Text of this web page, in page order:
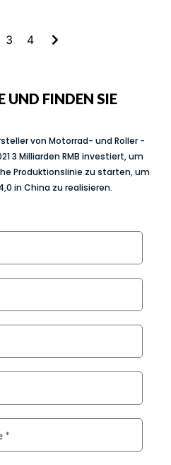
3 4
UND FINDEN SIE
von Motorrad- und Roller -
3 Milliarden RMB investiert, um
Produktionslinie zu starten, um
in China zu realisieren.